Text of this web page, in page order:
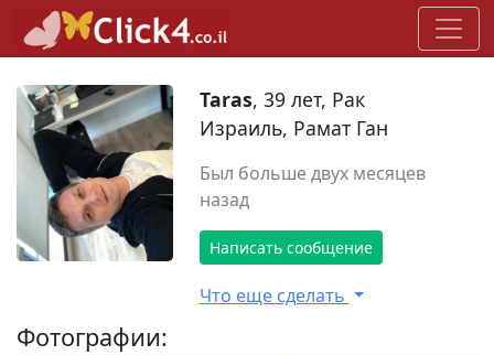
Taras, 39 лет, Рак
Израиль, Рамат Ган
Был больше двух месяцев
назад
Написать сообщение
Что еще сделать
Фотографии: